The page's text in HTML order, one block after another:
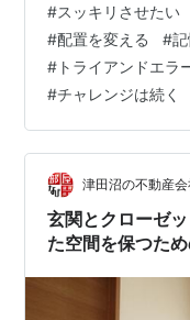
からないと、その時
てんやわんやになる
を貼っておくものア
のでは在りません。
覚えるまで貼ると
付けや引越は、リ
#スッキリさせたい
#配置を変える #
# トライアンドエラ
#チャレンジは続く
津田沼の不動産
玄関とクローゼ
た空間を保つた